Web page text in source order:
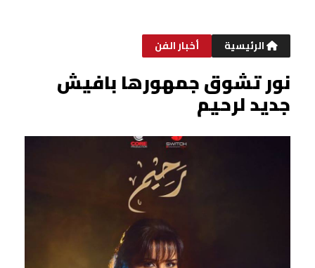
الرئيسية أخبار الفن
نور تشوق جمهورها بافيش
جديد لرحيم